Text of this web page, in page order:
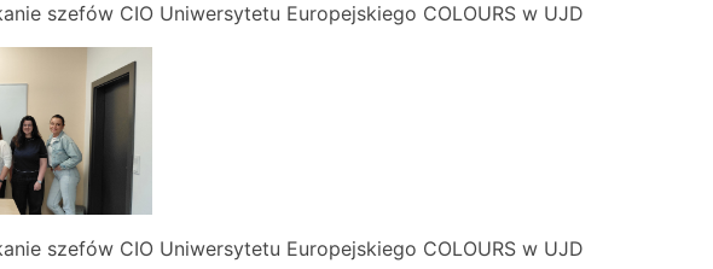
szefów CIO Uniwersytetu Europejskiego COLOURS w UJD
szefów CIO Uniwersytetu Europejskiego COLOURS w UJD